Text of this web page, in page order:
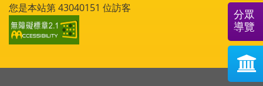
您是本站第43040151 位訪客
分眾
導覽